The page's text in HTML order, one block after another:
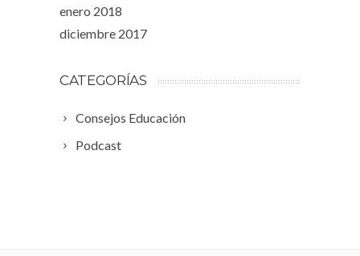
enero 2018
diciembre 2017
CATEGORÍAS
Consejos Educación
Podcast